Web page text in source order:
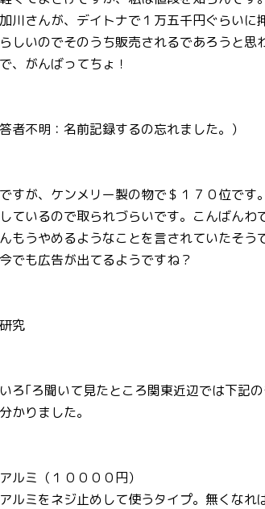
川さんが、デイトナで１万五千円ぐらい
しいのでそのうち販売されるであろうと思
、がんばってちょ！
者不明：名前記録するの忘れました。）
すが、ケンメリー製の物で＄１７０位です
ているので取られづらいです。こんばんわ
もうやめるようなことを言されていたそう
でも広告が出てるようですね？
究
ろ｢ろ聞いて見たところ関東近辺では下記
かりました。
ルミ（１００００円）
ルミをネジ止めして使うタイプ。無くなれ